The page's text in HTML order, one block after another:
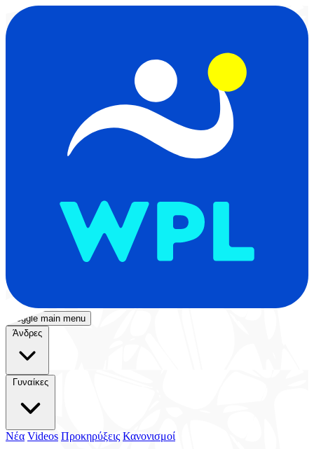
Toggle main menu
Άνδρες
Γυναίκες
Νέα Videos Προκηρύξεις Κανονισμοί